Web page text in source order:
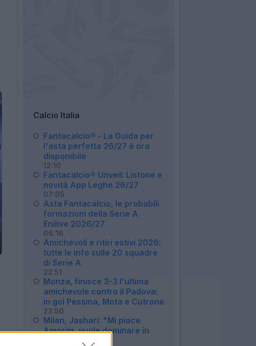
Calcio Italia
Fantacalcio® - La Guida per
l'asta perfetta 26/27 è ora
disponibile
12:10
Fantacalcio® Unveil: Listone e
novità App Leghe 26/27
07:05
Asta Fantacalcio, le probabili
formazioni della Serie A
Enilive 2026/27
06:16
Amichevoli e ritiri estivi 2026:
tutte le info sulle 20 squadre
di Serie A
22:51
Monza, finisce 3-3 l'ultima
amichevole contro il Padova:
in gol Pessina, Mota e Cutrone
22:50
Milan, Jashari: "Mi piace
Amorim, vuole dominare in
mezzo al campo"